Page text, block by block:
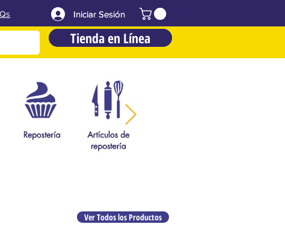
Iniciar Sesión
Tienda en Línea
Tienda en Línea
Iniciar Sesión
Ver Todos los Productos